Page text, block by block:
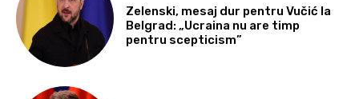
Zelenski, mesaj dur pentru Vučić la
Belgrad: „Ucraina nu are timp
pentru scepticism”